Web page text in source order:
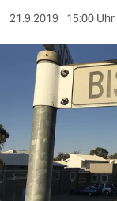
sport
berlin
nord
wahrheit
verlag
21.9.2019 15:00 Uhr